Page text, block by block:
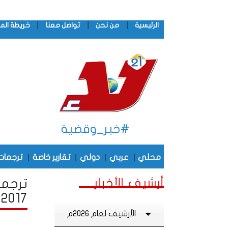
الرئيسية من نحن تواصل معنا خريطة
#خبر_وقضية
محلي عربي دولي تقارير خاصة
2017
أرشيف الأخبار
الأرشيف لعام 2026م